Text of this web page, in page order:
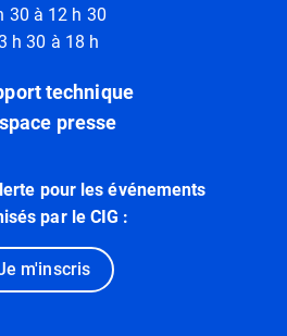
30 à 12 h 30
h 30 à 18 h
technique
presse
pour les événements
par le CIG :
m'inscris